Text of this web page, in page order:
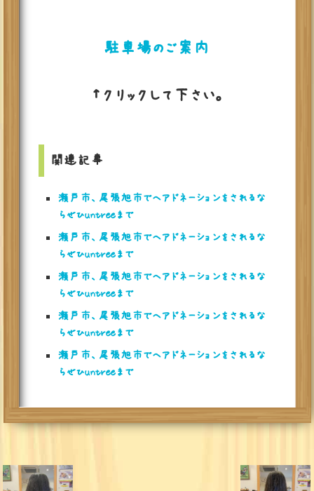
駐車場のご案内
↑クリックして下さい。
関連記事
瀬戸市、尾張旭市でヘアドネーションをされるな
らぜひuntreeまで
瀬戸市、尾張旭市でヘアドネーションをされるな
らぜひuntreeまで
瀬戸市、尾張旭市でヘアドネーションをされるな
らぜひuntreeまで
瀬戸市、尾張旭市でヘアドネーションをされるな
らぜひuntreeまで
瀬戸市、尾張旭市でヘアドネーションをされるな
らぜひuntreeまで